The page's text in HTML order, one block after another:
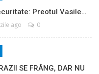
Preotul Vasile…
ago 0
SE FRÂNG, DAR NU